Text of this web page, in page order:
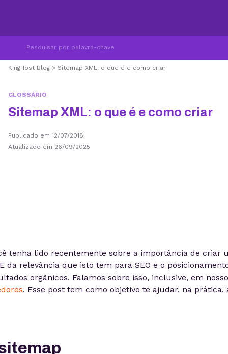
KingHost Blog > Sitemap XML: o que é e como criar
GLOSSÁRIO
Sitemap XML: o que é e como criar
Publicado em 12/07/2018
Atualizado em 26/09/2025
tenha lido recentemente sobre a importância de criar
da relevância que isto tem para SEO e o
orgânicos. Falamos sobre isso, inclusive, em
. Esse post tem como objetivo te ajudar, na